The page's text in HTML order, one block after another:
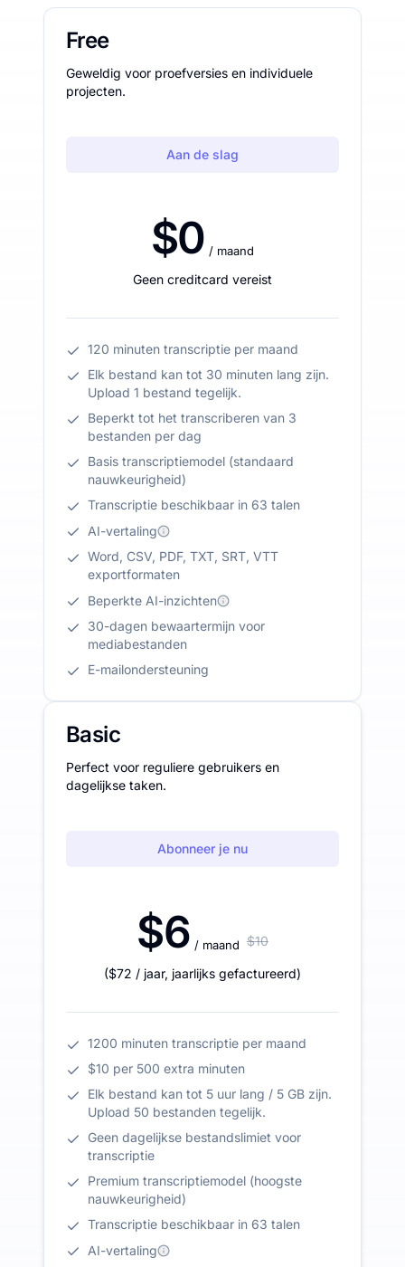
Free
Geweldig voor proefversies en individuele
projecten.
Aan de slag
$0 / maand
Geen creditcard vereist
120 minuten transcriptie per maand
Elk bestand kan tot 30 minuten lang zijn.
Upload 1 bestand tegelijk.
Beperkt tot het transcriberen van 3
bestanden per dag
Basis transcriptiemodel (standaard
nauwkeurigheid)
Transcriptie beschikbaar in 63 talen
AI-vertaling
Word, CSV, PDF, TXT, SRT, VTT
exportformaten
Beperkte AI-inzichten
30-dagen bewaartermijn voor
mediabestanden
E-mailondersteuning
Basic
Perfect voor reguliere gebruikers en
dagelijkse taken.
Abonneer je nu
$6 / maand $10
($72 / jaar, jaarlijks gefactureerd)
1200 minuten transcriptie per maand
$10 per 500 extra minuten
Elk bestand kan tot 5 uur lang / 5 GB zijn.
Upload 50 bestanden tegelijk.
Geen dagelijkse bestandslimiet voor
transcriptie
Premium transcriptiemodel (hoogste
nauwkeurigheid)
Transcriptie beschikbaar in 63 talen
AI-vertaling